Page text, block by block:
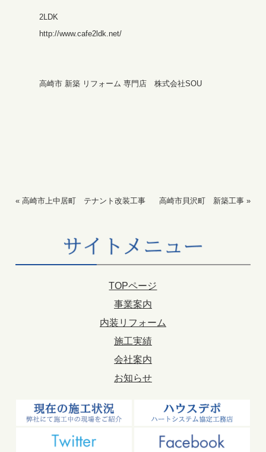
2LDK
http://www.cafe2ldk.net/
高崎市 新築 リフォーム 専門店 株式会社SOU
«高崎市上中居町 テナント改装工事 高崎市貝沢町 新築工事»
TOPページ
事業案内
内装リフォーム
施工実績
会社案内
お知らせ